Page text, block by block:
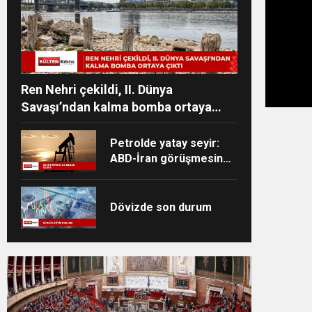
Ren Nehri çekildi, II. Dünya
Savaşı’ndan kalma bomba ortaya
çıktı
Petrolde yatay seyir:
ABD-İran görüşmesine
Dövizde son durum